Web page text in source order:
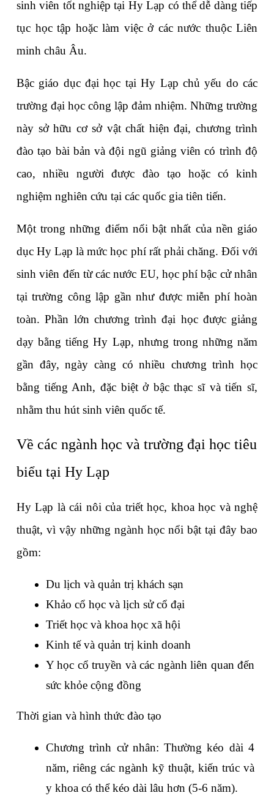
sinh viên tốt nghiệp tại Hy Lạp có thể dễ dàng tiếp
tục học tập hoặc làm việc ở các nước thuộc Liên
minh châu Âu.
Bậc giáo dục đại học tại Hy Lạp chủ yếu do các
trường đại học công lập đảm nhiệm. Những trường
này sở hữu cơ sở vật chất hiện đại, chương trình
đào tạo bài bản và đội ngũ giảng viên có trình độ
cao, nhiều người được đào tạo hoặc có kinh
nghiệm nghiên cứu tại các quốc gia tiên tiến.
Một trong những điểm nổi bật nhất của nền giáo
dục Hy Lạp là mức học phí rất phải chăng. Đối với
sinh viên đến từ các nước EU, học phí bậc cử nhân
tại trường công lập gần như được miễn phí hoàn
toàn. Phần lớn chương trình đại học được giảng
dạy bằng tiếng Hy Lạp, nhưng trong những năm
gần đây, ngày càng có nhiều chương trình học
bằng tiếng Anh, đặc biệt ở bậc thạc sĩ và tiến sĩ,
nhằm thu hút sinh viên quốc tế.
Về các ngành học và trường đại học tiêu
biểu tại Hy Lạp
Hy Lạp là cái nôi của triết học, khoa học và nghệ
thuật, vì vậy những ngành học nổi bật tại đây bao
gồm:
Du lịch và quản trị khách sạn
Khảo cổ học và lịch sử cổ đại
Triết học và khoa học xã hội
Kinh tế và quản trị kinh doanh
Y học cổ truyền và các ngành liên quan đến
sức khỏe cộng đồng
Thời gian và hình thức đào tạo
Chương trình cử nhân: Thường kéo dài 4
năm, riêng các ngành kỹ thuật, kiến trúc và
y khoa có thể kéo dài lâu hơn (5-6 năm).